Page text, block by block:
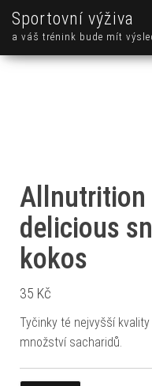
Sportovní výživa
a váš trénink bude mít
delicious
kokos
35 Kč
Tyčinky té nejvyšší
množství sacharidů.